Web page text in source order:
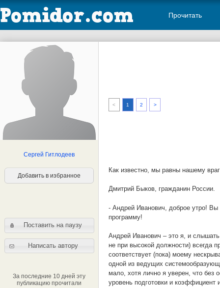
Прочитать
Сергей Гитлодеев
Добавить в избранное
Поставить на паузу
Написать автору
За последние 10 дней эту
публикацию прочитали
< 1 2 >
Как известно, мы равны нашему
Дмитрий Быков, гражданин России.
- Андрей Иванович, доброе утро! Вы
программу!
Андрей Иванович – это я, и
не при высокой должности) всегда
соответствует (пока) моему
одной из ведущих
мало, хотя лично я уверен, что без
уровень подготовки и коэффициент